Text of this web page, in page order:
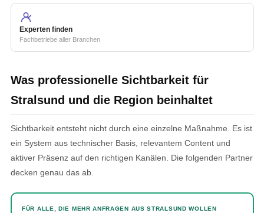
Experten finden
Fachbetriebe aller Branchen
Was professionelle Sichtbarkeit für
Stralsund und die Region beinhaltet
Sichtbarkeit entsteht nicht durch eine einzelne Maßnahme. Es ist
ein System aus technischer Basis, relevantem Content und
aktiver Präsenz auf den richtigen Kanälen. Die folgenden Partner
decken genau das ab.
FÜR ALLE, DIE MEHR ANFRAGEN AUS STRALSUND WOLLEN